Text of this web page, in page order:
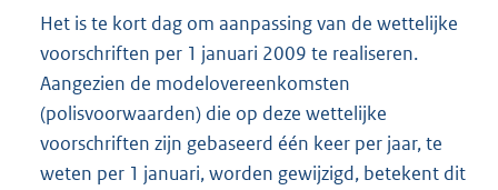
Het is te kort dag om aanpassing van de wettelijke
voorschriften per 1 januari 2009 te realiseren.
Aangezien de modelovereenkomsten
(polisvoorwaarden) die op deze wettelijke
voorschriften zijn gebaseerd één keer per jaar, te
weten per 1 januari, worden gewijzigd, betekent dit